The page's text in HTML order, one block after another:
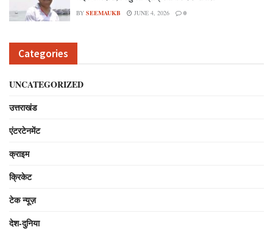
BY SEEMAUKB JUNE 4, 2026 0
Categories
UNCATEGORIZED
उत्तराखंड
एंटरटेनमेंट
क्राइम
क्रिकेट
टेक न्यूज़
देश-दुनिया